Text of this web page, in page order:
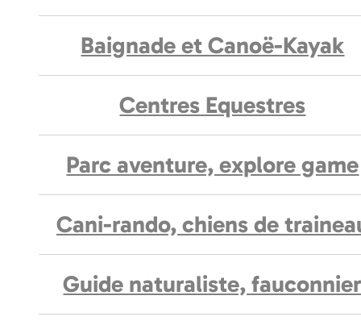
Baignade et Canoë-Kayak
Centres Equestres
Parc aventure, explore game
Cani-rando, chiens de
Guide naturaliste,